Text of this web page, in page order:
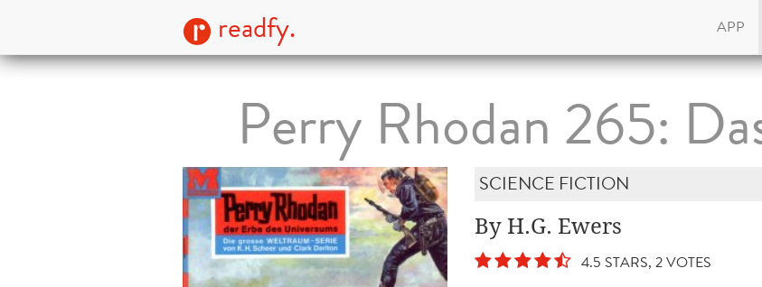
readfy. APP
Perry Rhodan 265:
SCIENCE FICTION
By H.G. Ewers
4.5 STARS, 2 VOTES